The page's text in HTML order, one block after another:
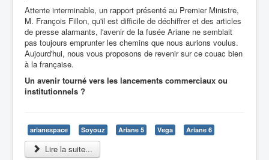
Attente interminable, un rapport présenté au Premier Ministre,
M. François Fillon, qu'il est difficile de déchiffrer et des articles
de presse alarmants, l'avenir de la fusée Ariane ne semblait
pas toujours emprunter les chemins que nous aurions voulus.
Aujourd'hui, nous vous proposons de revenir sur ce couac bien
à la française.
Un avenir tourné vers les lancements commerciaux ou
institutionnels ?
arianespace Soyouz Ariane 5 Vega Ariane 6
Lire la suite...